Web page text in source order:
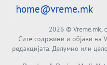
Тема
home@vreme.mk
2026 © Vreme.mk,
Сите содржини и објави на
редакцијата. Делумно или